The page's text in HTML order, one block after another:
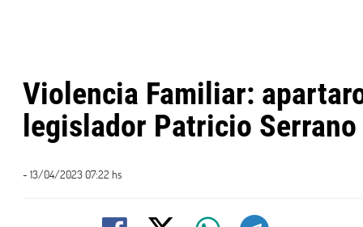
Violencia Familiar:
legislador Patricio Serrano
- 13/04/2023 07:22 hs